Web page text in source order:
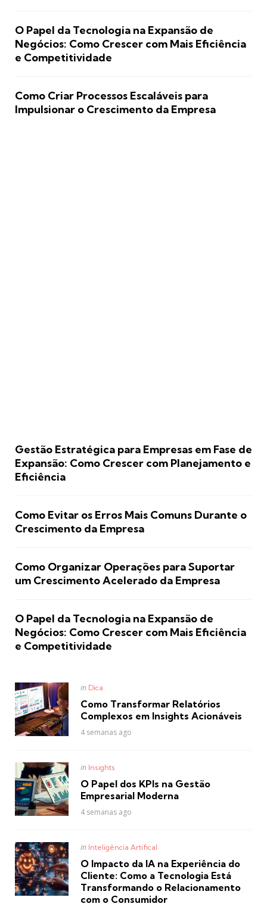
O Papel da Tecnologia na Expansão de
Negócios: Como Crescer com Mais Eficiência
e Competitividade
Como Criar Processos Escaláveis para
Impulsionar o Crescimento da Empresa
Gestão Estratégica para Empresas em Fase de
Expansão: Como Crescer com Planejamento e
Eficiência
Como Evitar os Erros Mais Comuns Durante o
Crescimento da Empresa
Como Organizar Operações para Suportar
um Crescimento Acelerado da Empresa
O Papel da Tecnologia na Expansão de
Negócios: Como Crescer com Mais Eficiência
e Competitividade
Posted
in Dica
Como Transformar Relatórios
Complexos em Insights Acionáveis
4 semanas ago
Posted
in Insights
O Papel dos KPIs na Gestão
Empresarial Moderna
4 semanas ago
Posted
in Inteligência Artifical
O Impacto da IA na Experiência do
Cliente: Como a Tecnologia Está
Transformando o Relacionamento
com o Consumidor